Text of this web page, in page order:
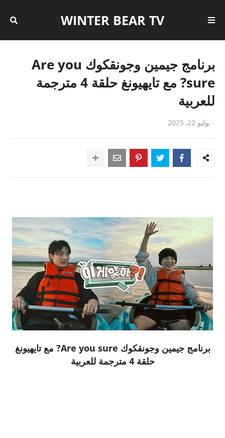
WINTER BEAR TV
برنامج جيمين وجونقكوك Are you
sure? مع تايهيونغ حلقة 4 مترجمة
للعربية
- يوليو 22, 2025
برنامج جيمين وجونقكوك Are you sure? مع تايهيونغ
حلقة 4 مترجمة للعربية